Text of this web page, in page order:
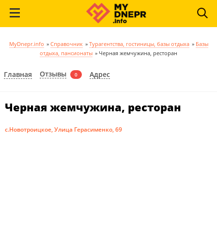
MyDnepr.info » Справочник » Турагентства, гостиницы, базы отдыха » Базы
отдыха, пансионаты » Черная жемчужина, ресторан
Главная Отзывы 0 Адрес
Черная жемчужина, ресторан
с.Новотроицкое, Улица Герасименко, 69